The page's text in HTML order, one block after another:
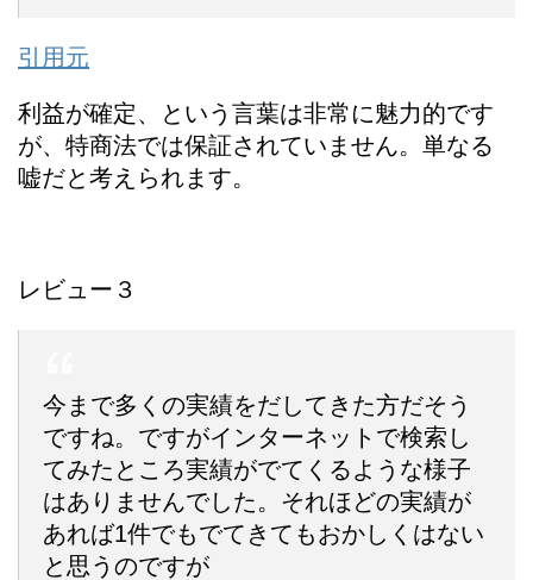
引用元
利益が確定、という言葉は非常に魅力的です
が、特商法では保証されていません。単なる
嘘だと考えられます。
レビュー３
今まで多くの実績をだしてきた方だそう
ですね。ですがインターネットで検索し
てみたところ実績がでてくるような様子
はありませんでした。それほどの実績が
あれば1件でもでてきてもおかしくはない
と思うのですが